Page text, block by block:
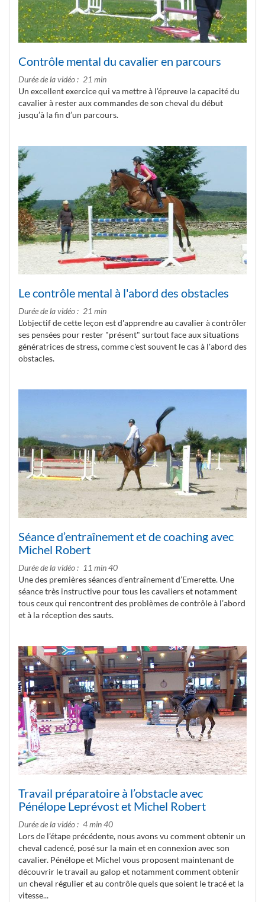
Contrôle mental du cavalier en parcours
Durée de la vidéo
21 min
Un excellent exercice qui va mettre à l’épreuve la capacité du
cavalier à rester aux commandes de son cheval du début
jusqu’à la fin d’un parcours.
Le contrôle mental à l'abord des obstacles
Durée de la vidéo
21 min
L'objectif de cette leçon est d'apprendre au cavalier à contrôler
ses pensées pour rester "présent" surtout face aux situations
génératrices de stress, comme c'est souvent le cas à l'abord des
obstacles.
Séance d’entraînement et de coaching avec
Michel Robert
Durée de la vidéo
11 min 40
Une des premières séances d’entraînement d’Emerette. Une
séance très instructive pour tous les cavaliers et notamment
tous ceux qui rencontrent des problèmes de contrôle à l’abord
et à la réception des sauts.
Travail préparatoire à l’obstacle avec
Pénélope Leprévost et Michel Robert
Durée de la vidéo
4 min 40
Lors de l’étape précédente, nous avons vu comment obtenir un
cheval cadencé, posé sur la main et en connexion avec son
cavalier. Pénélope et Michel vous proposent maintenant de
découvrir le travail au galop et notamment comment obtenir
un cheval régulier et au contrôle quels que soient le tracé et la
vitesse...